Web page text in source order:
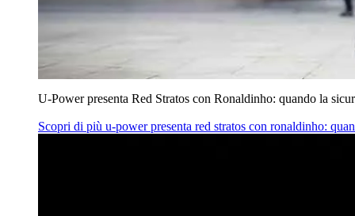
U‑Power presenta Red Stratos con Ronaldinho: quando la
Scopri di più u‑power presenta red stratos con ronaldinho: